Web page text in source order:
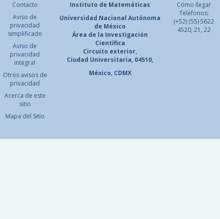
Contacto
Aviso de
privacidad
simplificado
Aviso de
privacidad
integral
Otros avisos de
privacidad
Acerca de este
sitio
Mapa del Sitio
Instituto de Matemáticas
Universidad Nacional Autónoma
de México
Área de la Investigación
Científica
Circuito exterior,
Ciudad Universitaria, 04510,
México, CDMX
Cómo llegar
Teléfonos:
(+52) (55) 5622
4520, 21, 22